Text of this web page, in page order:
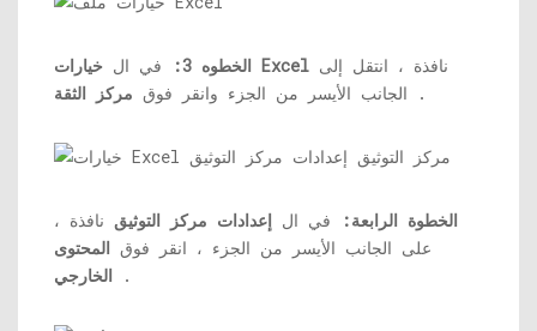
الخطوه 3: في ال خيارات Excel
الجانب الأيسر من الجزء وانقر فوق مركز الثقة .
الخطوة الرابعة: في ال إعدادات مركز التوثيق نافذة ،
على الجانب الأيسر من الجزء ، انقر فوق المحتوى
الخارجي .